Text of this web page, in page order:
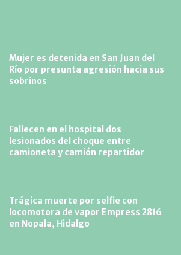
Mujer es detenida en San Juan del
Río por presunta agresión hacia sus
sobrinos
Fallecen en el hospital dos
lesionados del choque entre
camioneta y camión repartidor
Trágica muerte por selfie con
locomotora de vapor Empress 2816
en Nopala, Hidalgo